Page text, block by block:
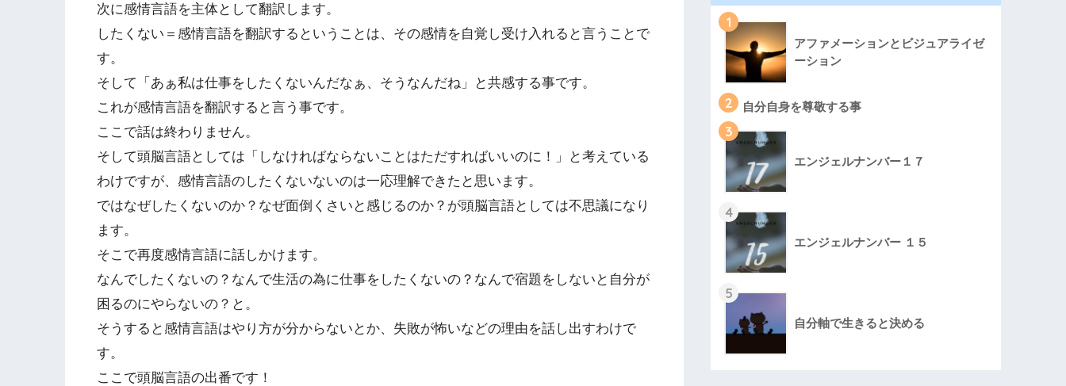
次に感情言語を主体として翻訳します。
したくない＝感情言語を翻訳するということは、その感情を自覚し受け入れると言うことで
す。
そして「あぁ私は仕事をしたくないんだなぁ、そうなんだね」と共感する事です。
これが感情言語を翻訳すると言う事です。
ここで話は終わりません。
そして頭脳言語としては「しなければならないことはただすればいいのに！」と考えている
わけですが、感情言語のしたくないないのは一応理解できたと思います。
ではなぜしたくないのか？なぜ面倒くさいと感じるのか？が頭脳言語としては不思議になり
ます。
そこで再度感情言語に話しかけます。
なんでしたくないの？なんで生活の為に仕事をしたくないの？なんで宿題をしないと自分が
困るのにやらないの？と。
そうすると感情言語はやり方が分からないとか、失敗が怖いなどの理由を話し出すわけで
す。
ここで頭脳言語の出番です！
1
アファメーションとビジュアライゼ
ーション
2 自分自身を尊敬する事
3
エンジェルナンバー１７
4
エンジェルナンバー １５
5
自分軸で生きると決める